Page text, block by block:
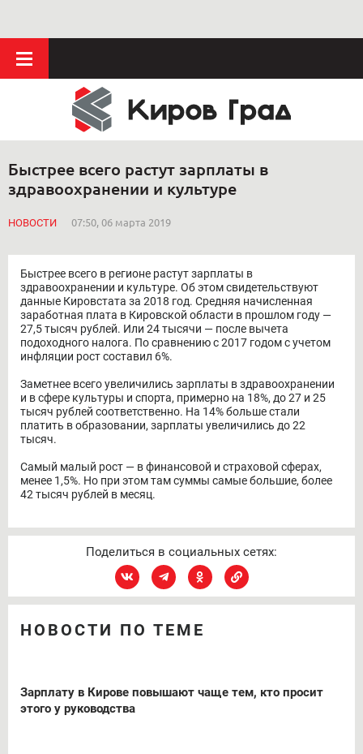
Быстрее всего растут зарплаты в
здравоохранении и культуре
НОВОСТИ 07:50, 06 марта 2019
Быстрее всего в регионе растут зарплаты в
здравоохранении и культуре. Об этом свидетельствуют
данные Кировстата за 2018 год. Средняя начисленная
заработная плата в Кировской области в прошлом году —
27,5 тысяч рублей. Или 24 тысячи — после вычета
подоходного налога. По сравнению с 2017 годом с учетом
инфляции рост составил 6%.
Заметнее всего увеличились зарплаты в здравоохранении
и в сфере культуры и спорта, примерно на 18%, до 27 и 25
тысяч рублей соответственно. На 14% больше стали
платить в образовании, зарплаты увеличились до 22
тысяч.
Самый малый рост — в финансовой и страховой сферах,
менее 1,5%. Но при этом там суммы самые большие, более
42 тысяч рублей в месяц.
Поделиться в социальных сетях:
НОВОСТИ ПО ТЕМЕ
Зарплату в Кирове повышают чаще тем, кто просит
этого у руководства